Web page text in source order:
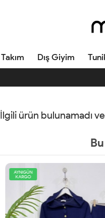
Takım Dış Giyim
İlgili ürün bulunamadı
AYNIGÜN
KARGO